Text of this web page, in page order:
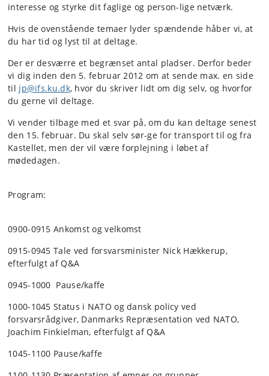
interesse og styrke dit faglige og person-lige netværk.
Hvis de ovenstående temaer lyder spændende håber vi, at
du har tid og lyst til at deltage.
Der er desværre et begrænset antal pladser. Derfor beder
vi dig inden den 5. februar 2012 om at sende max. en side
til jp@ifs.ku.dk, hvor du skriver lidt om dig selv, og hvorfor
du gerne vil deltage.
Vi vender tilbage med et svar på, om du kan deltage senest
den 15. februar. Du skal selv sør-ge for transport til og fra
Kastellet, men der vil være forplejning i løbet af
mødedagen.
Program:
0900-0915 Ankomst og velkomst
0915-0945 Tale ved forsvarsminister Nick Hækkerup,
efterfulgt af Q&A
0945-1000 Pause/kaffe
1000-1045 Status i NATO og dansk policy ved
forsvarsrådgiver, Danmarks Repræsentation ved NATO,
Joachim Finkielman, efterfulgt af Q&A
1045-1100 Pause/kaffe